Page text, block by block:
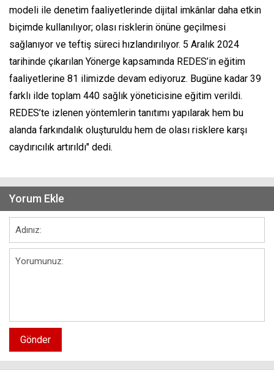
modeli ile denetim faaliyetlerinde dijital imkânlar daha etkin
biçimde kullanılıyor; olası risklerin önüne geçilmesi
sağlanıyor ve teftiş süreci hızlandırılıyor. 5 Aralık 2024
tarihinde çıkarılan Yönerge kapsamında REDES’in eğitim
faaliyetlerine 81 ilimizde devam ediyoruz. Bugüne kadar 39
farklı ilde toplam 440 sağlık yöneticisine eğitim verildi.
REDES’te izlenen yöntemlerin tanıtımı yapılarak hem bu
alanda farkındalık oluşturuldu hem de olası risklere karşı
caydırıcılık artırıldı" dedi.
Yorum Ekle
Gönder